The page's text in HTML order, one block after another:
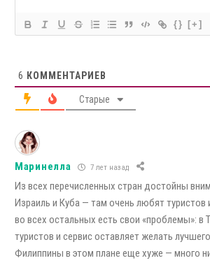
{} [+]
6 КОММЕНТАРИЕВ
Старые
Маринелла 7 лет назад
Из всех перечисленных стран достойны
Израиль и Куба — там очень любят туристов
во всех остальных есть свои «проблемы»: в
туристов и сервис оставляет желать
Филиппины в этом плане еще хуже — много